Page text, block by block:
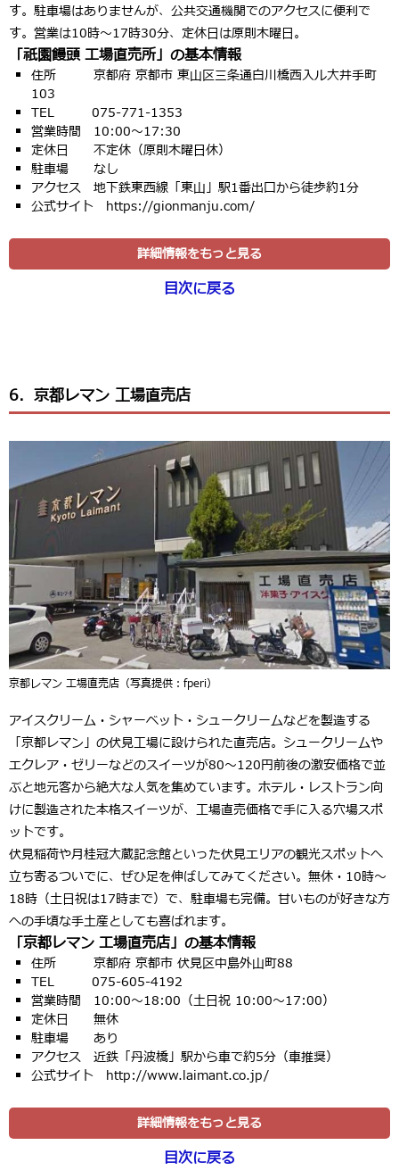
す。駐車場はありませんが、公共交通機関でのアクセスに便利で
す。営業は10時〜17時30分、定休日は原則木曜日。
「祇園饅頭 工場直売所」の基本情報
住所 京都府 京都市 東山区三条通白川橋西入ル大井手町
103
TEL 075-771-1353
営業時間 10:00〜17:30
定休日 不定休（原則木曜日休）
駐車場 なし
アクセス 地下鉄東西線「東山」駅1番出口から徒歩約1分
公式サイト https://gionmanju.com/
詳細情報をもっと見る
目次に戻る
6．京都レマン 工場直売店
京都レマン 工場直売店（写真提供：fperi）
アイスクリーム・シャーベット・シュークリームなどを製造する
「京都レマン」の伏見工場に設けられた直売店。シュークリームや
エクレア・ゼリーなどのスイーツが80〜120円前後の激安価格で並
ぶと地元客から絶大な人気を集めています。ホテル・レストラン向
けに製造された本格スイーツが、工場直売価格で手に入る穴場スポ
ットです。
伏見稲荷や月桂冠大蔵記念館といった伏見エリアの観光スポットへ
立ち寄るついでに、ぜひ足を伸ばしてみてください。 無休・10時〜
18時（土日祝は17時まで） で、駐車場も完備。甘いものが好きな方
への手頃な手土産としても喜ばれます。
「京都レマン 工場直売店」の基本情報
住所 京都府 京都市 伏見区中島外山町88
TEL 075-605-4192
営業時間 10:00〜18:00（土日祝 10:00〜17:00）
定休日 無休
駐車場 あり
アクセス 近鉄「丹波橋」駅から車で約5分（車推奨）
公式サイト http://www.laimant.co.jp/
詳細情報をもっと見る
目次に戻る